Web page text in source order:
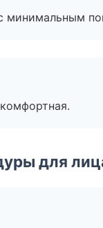
минимальным
для